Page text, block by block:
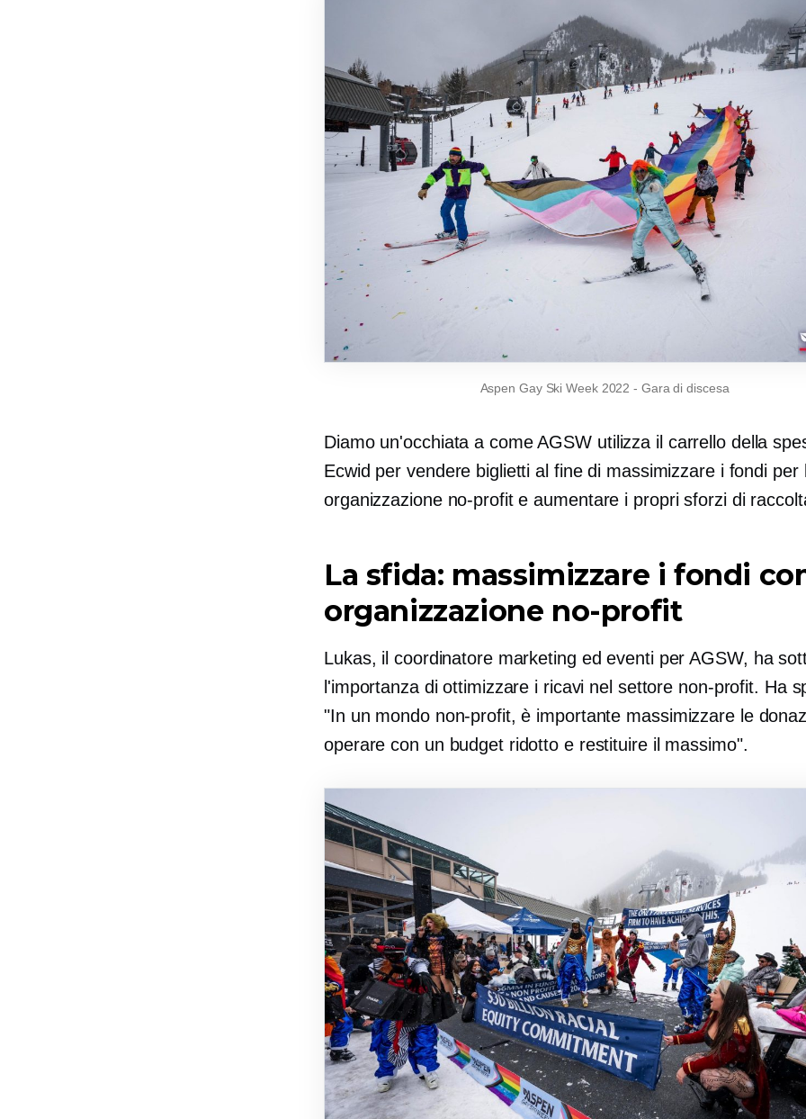
Aspen Gay Ski Week 2022- Gara di discesa
Diamo un'occhiata a come AGSW utilizza il carrello della
Ecwid per vendere biglietti al fine di massimizzare i fondi per
organizzazione no-profit e aumentare i propri sforzi di
La sfida: massimizzare i fondi
organizzazione no-profit
Lukas, il coordinatore marketing ed eventi per AGSW, ha
l'importanza di ottimizzare i ricavi nel settore non-profit. Ha
"In un mondo non-profit, è importante massimizzare le
operare con un budget ridotto e restituire il massimo".